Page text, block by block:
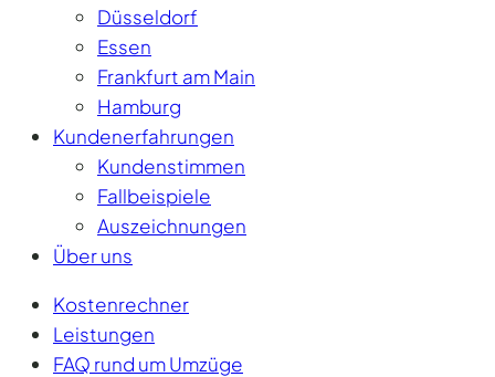
Düsseldorf
Essen
Frankfurt am Main
Hamburg
Kundenerfahrungen
Kundenstimmen
Fallbeispiele
Auszeichnungen
Über uns
Kostenrechner
Leistungen
FAQ rund um Umzüge